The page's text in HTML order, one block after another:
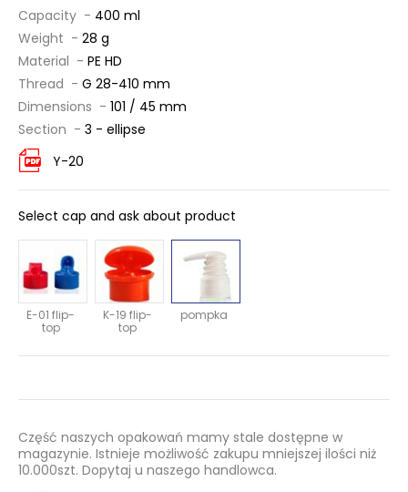
Capacity - 400 ml
Weight - 28 g
Material - PE HD
Thread - G 28-410 mm
Dimensions - 101 / 45 mm
Section - 3 - ellipse
Y-20
Select cap and ask about product
E-01 flip-
top
K-19 flip-
top
pompka
Część naszych opakowań mamy stale dostępne w
magazynie. Istnieje możliwość zakupu mniejszej ilości niż
10.000szt. Dopytaj u naszego handlowca.